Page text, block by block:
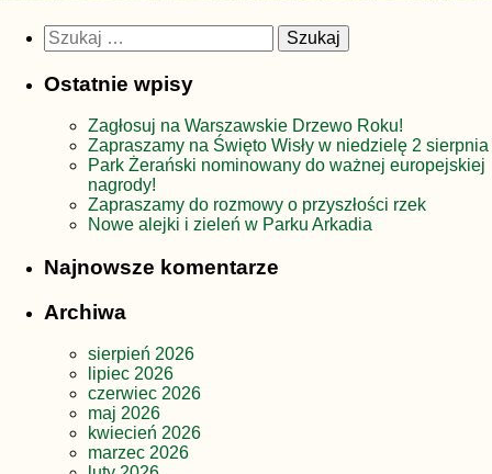
Szukaj:
Ostatnie wpisy
Zagłosuj na Warszawskie Drzewo Roku!
Zapraszamy na Święto Wisły w niedzielę 2 sierpnia
Park Żerański nominowany do ważnej europejskiej
nagrody!
Zapraszamy do rozmowy o przyszłości rzek
Nowe alejki i zieleń w Parku Arkadia
Najnowsze komentarze
Archiwa
sierpień 2026
lipiec 2026
czerwiec 2026
maj 2026
kwiecień 2026
marzec 2026